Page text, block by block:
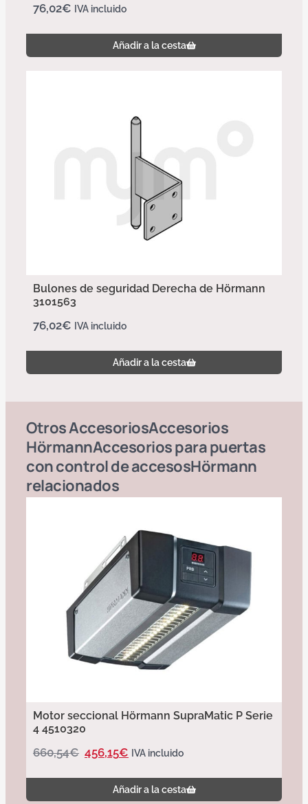
76,02€ IVA incluido
Añadir a la cesta
Bulones de seguridad Derecha de Hörmann
3101563
76,02€ IVA incluido
Añadir a la cesta
OtrosAccesoriosAccesorios
HörmannAccesorios para puertas
con control de accesosHörmann
relacionados
Motor seccional Hörmann SupraMatic P Serie
4 4510320
660,54€ 456,15€ IVA incluido
Añadir a la cesta